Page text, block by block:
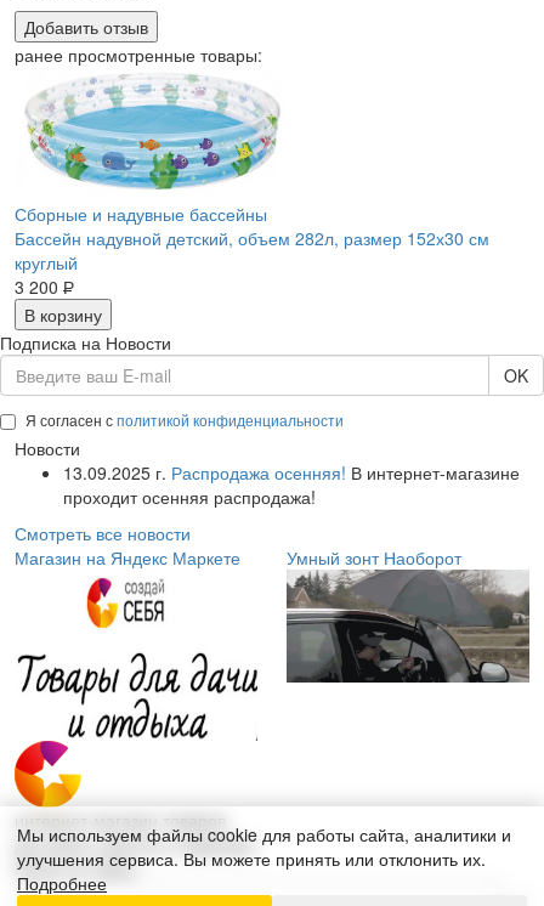
Добавить отзыв
ранее просмотренные товары:
Сборные и надувные бассейны
Бассейн надувной детский, объем 282л, размер 152х30 см
круглый
3 200 Р
В корзину
Подписка на Новости
OK
Я согласен сполитикой конфиденциальности
Новости
13.09.2025 г. Распродажа осенняя! В интернет-магазине
проходит осенняя распродажа!
Смотреть все новости
Магазин на Яндекс Маркете
Умный зонт Наоборот
интернет-магазин товаров
для дома, красоты и здоровья
Поиск по сайту:
Мы используем файлы cookie для работы сайта, аналитики и
улучшения сервиса. Вы можете принять или отклонить их.
Подробнее